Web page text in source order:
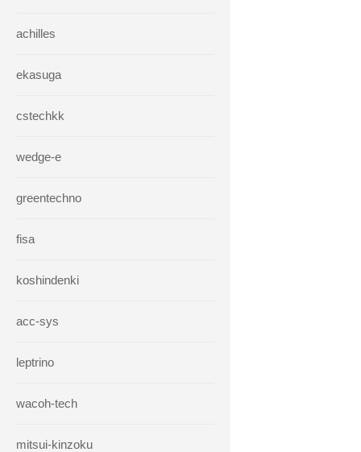
achilles
ekasuga
cstechkk
wedge-e
greentechno
fisa
koshindenki
acc-sys
leptrino
wacoh-tech
mitsui-kinzoku